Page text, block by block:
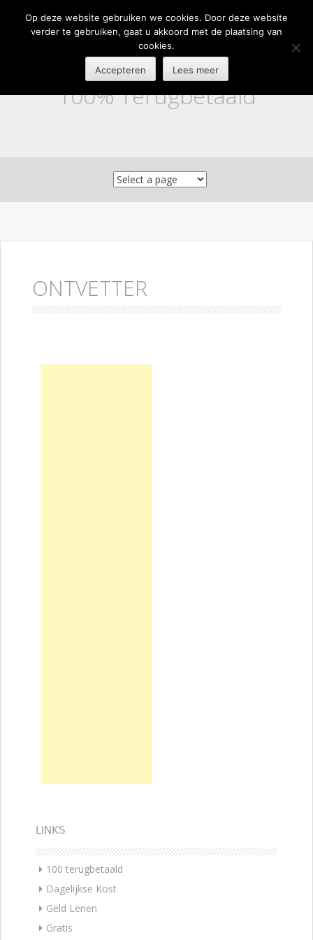
100% Terugbetaald
ONTVETTER
LINKS
100 terugbetaald
Dagelijkse Kost
Geld Lenen
Gratis
Op deze website gebruiken we cookies. Door deze website
verder te gebruiken, gaat u akkoord met de plaatsing van
cookies.
Accepteren Lees meer